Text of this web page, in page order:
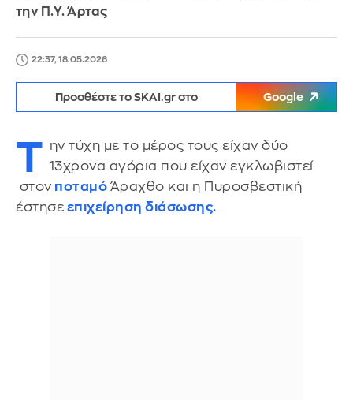
την Π.Υ. Άρτας
22:37, 18.05.2026
Προσθέστε το SKAI.gr στο Google
Τ ην τύχη με το μέρος τους είχαν δύο
13χρονα αγόρια που είχαν εγκλωβιστεί
στον ποταμό Άραχθο και η Πυροσβεστική
έστησε επιχείρηση διάσωσης.